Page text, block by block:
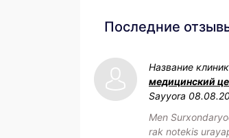
Последние
Название
медицинский
Sayyora
Men
rak notekis